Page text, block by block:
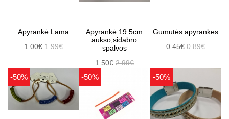
Apyrankė Lama
1.00€1.99€
Apyrankė 19.5cm
aukso,sidabro
spalvos
1.50€ 2.99€
Gumutės apyrankes
0.45€0.89€
-50% -50% -50%